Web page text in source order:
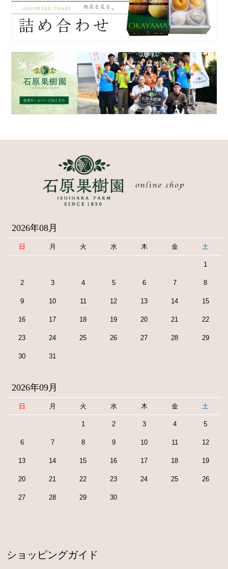
2026年08月
日 月 火 水 木 金 土
1
2 3 4 5 6 7 8
9 10 11 12 13 14 15
16 17 18 19 20 21 22
23 24 25 26 27 28 29
30 31
2026年09月
日 月 火 水 木 金 土
1 2 3 4 5
6 7 8 9 10 11 12
13 14 15 16 17 18 19
20 21 22 23 24 25 26
27 28 29 30
ショッピングガイド